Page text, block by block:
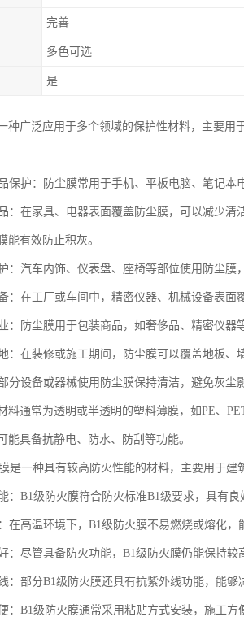
完善
多色可选
是
种广泛应用于多个领域的保护性材料，主要
保护：防尘膜常用于手机、平板电脑、笔记本
：在家具、电器表面覆盖防尘膜，可以减少
能有效防止积灰。
：汽车内饰、仪表盘、座椅等部位使用防尘膜
：在工厂或车间中，精密仪器、机械设备表面
：防尘膜用于包装商品，如奢侈品、精密仪器
：在装修或施工期间，防尘膜可以覆盖地板、
分设备或器械使用防尘膜保持清洁，避免灰尘
料通常为透明或半透明的塑料薄膜，如PE、
能具备抗静电、防水、防刮等功能。
是一种具有较高防火性能的材料，主要用于
：B1级防火膜符合防火标准B1级要求，具有
在高温环境下，B1级防火膜不易燃烧或熔化
：尽管具备防火功能，B1级防火膜仍能保持
：部分B1级防火膜还具有抗紫外线功能，能
：B1级防火膜通常采用粘贴方式安装，施工方